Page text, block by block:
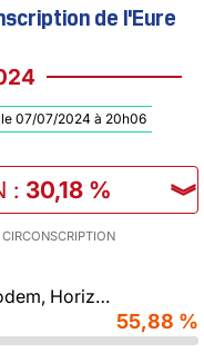
de l'Eure
le 07/07/2024 à 20h06
: 30,18 % ︾
Horizons)
55,88 %